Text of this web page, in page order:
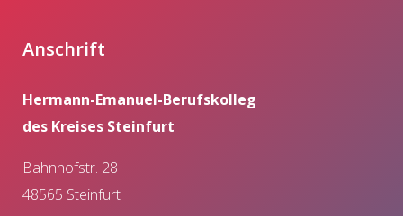
Anschrift
Hermann-Emanuel-Berufskolleg
des Kreises Steinfurt
Bahnhofstr. 28
48565 Steinfurt